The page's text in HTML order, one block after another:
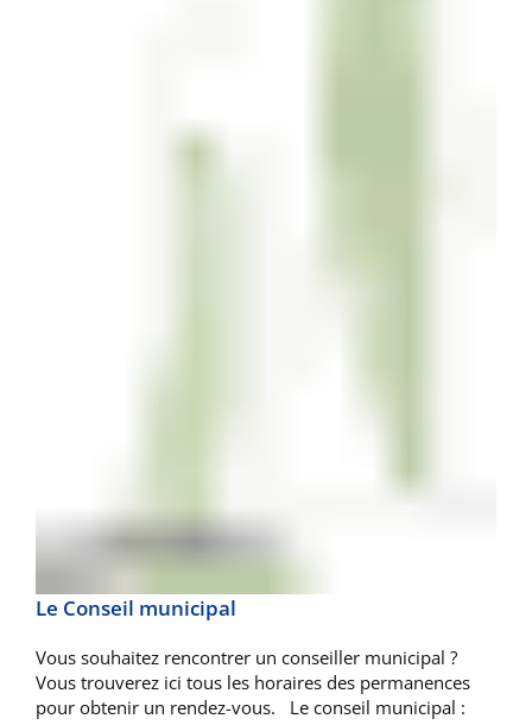
Le Conseil municipal
Vous souhaitez rencontrer un conseiller municipal ?
Vous trouverez ici tous les horaires des permanences
pour obtenir un rendez-vous. Le conseil municipal :